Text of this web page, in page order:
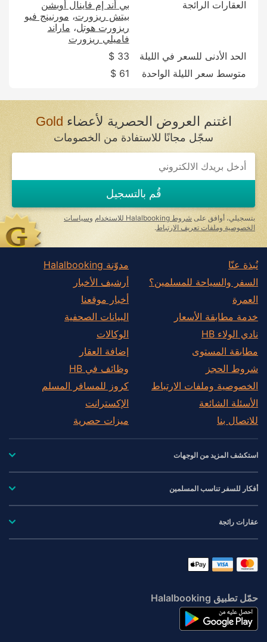
العقارات الرائجة
بي أند إم فاينال أوبشن
بيتش ريزورت مورنينج فيو
ريزورت هوتل ماراند
فاميلي ريزورت
الحد الأدنى للسعر في الليلة
33 $
متوسط سعر الليلة الواحدة
61 $
اغتنم العروض الحصرية لأعضاءGold
سجّل مجانًا للاستفادة من الخصومات
If
you
ignore
this
field
قُم بالتسجيل
بتسجيلي، أوافق علىشروط Halalbooking للاستخدام وسياسات
الخصوصية وملفات تعريف الارتباط .
نُبذة عنّا
السفر والسياحة للمسلمين؟
العمرة
خدمة مطابقة الأسعار
نادي الولاء HB
مطابقة المستوى
شروط الحجز
الخصوصية وملفات الارتباط
الأسئلة الشائعة
للاتصال بنا
مدوّنة Halalbooking
أرشيف الأخبار
أخبار موقعنا
البيانات الصحفية
الوكالات
إضافة العقار
وظائف في HB
كروز للمسافر المسلم
الإكسترانت
ميزات حصرية
استكشف المزيد من الوجهات
أفكار للسفر تناسب المسلمين
عقارات رائجة
حمّل تطبيق Halalbooking